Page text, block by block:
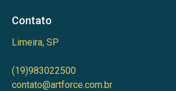
Contato
Limeira, SP
(19)983022500
contato@artforce.com.br